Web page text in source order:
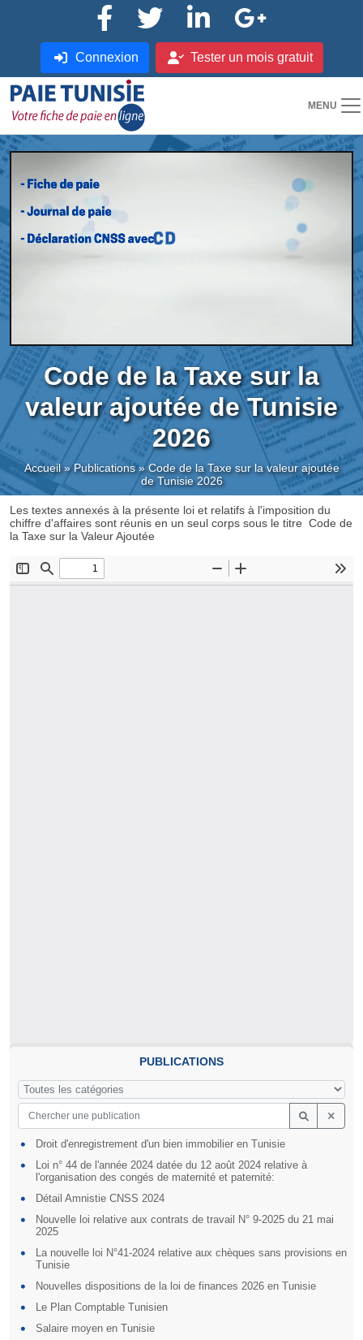
Connexion Tester un mois gratuit
MENU
Code de la Taxe sur la
valeur ajoutée de Tunisie
2026
Accueil»Publications»Code de la Taxe sur la valeur ajoutée
de Tunisie 2026
Les textes annexés à la présente loi et relatifs à l'imposition du
chiffre d'affaires sont réunis en un seul corps sous le titre Code de
la Taxe sur la Valeur Ajoutée
PUBLICATIONS
Droit d'enregistrement d'un bien immobilier en Tunisie
Loi n° 44 de l'année 2024 datée du 12 août 2024 relative à
l'organisation des congés de maternité et paternité:
Détail Amnistie CNSS 2024
Nouvelle loi relative aux contrats de travail N° 9-2025 du 21 mai
2025
La nouvelle loi N°41-2024 relative aux chèques sans provisions en
Tunisie
Nouvelles dispositions de la loi de finances 2026 en Tunisie
Le Plan Comptable Tunisien
Salaire moyen en Tunisie